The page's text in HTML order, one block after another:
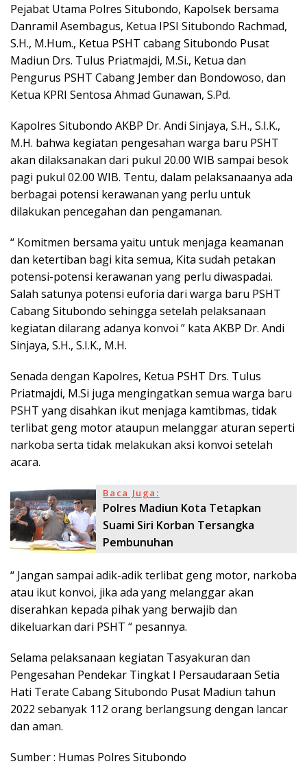
Pejabat Utama Polres Situbondo, Kapolsek bersama
Danramil Asembagus, Ketua IPSI Situbondo Rachmad,
S.H., M.Hum., Ketua PSHT cabang Situbondo Pusat
Madiun Drs. Tulus Priatmajdi, M.Si., Ketua dan
Pengurus PSHT Cabang Jember dan Bondowoso, dan
Ketua KPRI Sentosa Ahmad Gunawan, S.Pd.
Kapolres Situbondo AKBP Dr. Andi Sinjaya, S.H., S.I.K.,
M.H. bahwa kegiatan pengesahan warga baru PSHT
akan dilaksanakan dari pukul 20.00 WIB sampai besok
pagi pukul 02.00 WIB. Tentu, dalam pelaksanaanya ada
berbagai potensi kerawanan yang perlu untuk
dilakukan pencegahan dan pengamanan.
“ Komitmen bersama yaitu untuk menjaga keamanan
dan ketertiban bagi kita semua, Kita sudah petakan
potensi-potensi kerawanan yang perlu diwaspadai.
Salah satunya potensi euforia dari warga baru PSHT
Cabang Situbondo sehingga setelah pelaksanaan
kegiatan dilarang adanya konvoi ” kata AKBP Dr. Andi
Sinjaya, S.H., S.I.K., M.H.
Senada dengan Kapolres, Ketua PSHT Drs. Tulus
Priatmajdi, M.Si juga mengingatkan semua warga baru
PSHT yang disahkan ikut menjaga kamtibmas, tidak
terlibat geng motor ataupun melanggar aturan seperti
narkoba serta tidak melakukan aksi konvoi setelah
acara.
Baca Juga:
Polres Madiun Kota Tetapkan
Suami Siri Korban Tersangka
Pembunuhan
“ Jangan sampai adik-adik terlibat geng motor, narkoba
atau ikut konvoi, jika ada yang melanggar akan
diserahkan kepada pihak yang berwajib dan
dikeluarkan dari PSHT “ pesannya.
Selama pelaksanaan kegiatan Tasyakuran dan
Pengesahan Pendekar Tingkat I Persaudaraan Setia
Hati Terate Cabang Situbondo Pusat Madiun tahun
2022 sebanyak 112 orang berlangsung dengan lancar
dan aman.
Sumber : Humas Polres Situbondo